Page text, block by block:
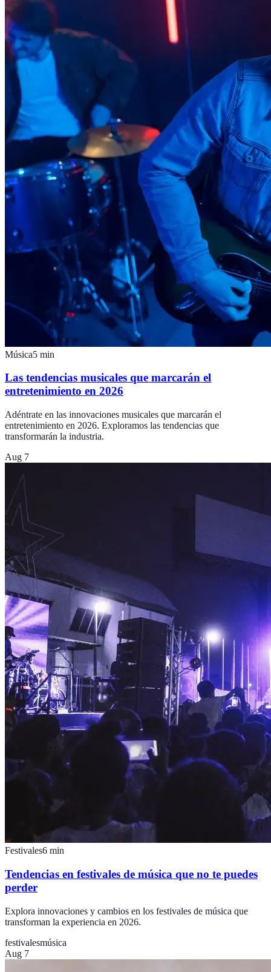
Música5 min
Las tendencias musicales que marcarán el
entretenimiento en 2026
Adéntrate en las innovaciones musicales que marcarán el
entretenimiento en 2026. Exploramos las tendencias que
transformarán la industria.
Aug 7
Festivales6 min
Tendencias en festivales de música que no te puedes
perder
Explora innovaciones y cambios en los festivales de música que
transforman la experiencia en 2026.
festivalesmúsica
Aug 7